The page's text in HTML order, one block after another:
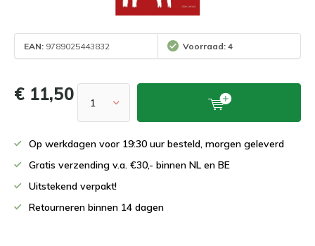
EAN: 9789025443832 Voorraad: 4
€ 11,50
Op werkdagen voor 19:30 uur besteld, morgen geleverd
Gratis verzending v.a. €30,- binnen NL en BE
Uitstekend verpakt!
Retourneren binnen 14 dagen